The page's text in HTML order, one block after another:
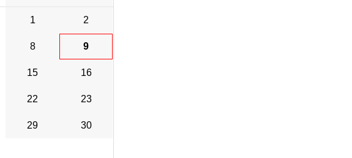
1 2
8 9
15 16
22 23
29 30